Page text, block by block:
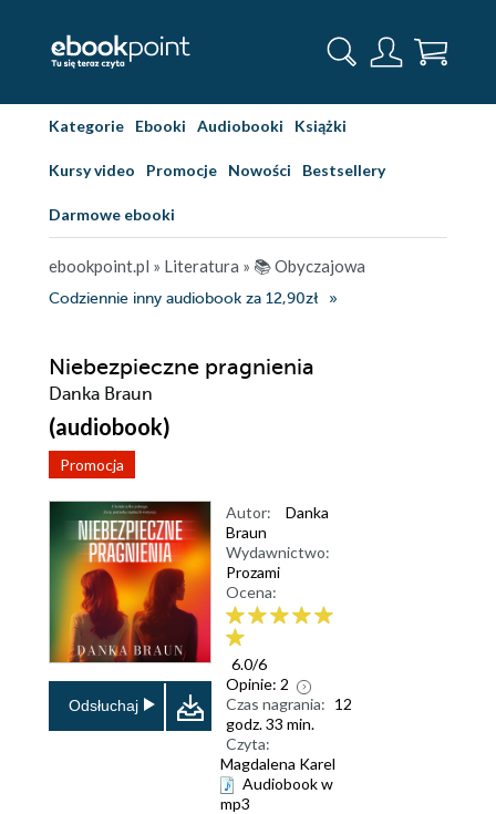
Kategorie Ebooki Audiobooki Książki
Kursy video Promocje Nowości Bestsellery
Darmowe ebooki
ebookpoint.pl » Literatura » 📚 Obyczajowa
Codziennie inny audiobook za 12,90zł
Niebezpieczne pragnienia
Danka Braun
(audiobook)
Promocja
Odsłuchaj
Autor:
Danka
Braun
Wydawnictwo:
Prozami
Ocena:
6.0/6
Opinie: 2
Czas nagrania: 12
godz. 33 min.
Czyta:
Magdalena Karel
Audiobook w
mp3